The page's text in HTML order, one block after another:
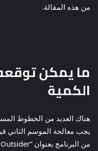
من هذه المقالة.
ما يمكن
الكمية
هناك العديد من الخطوط
يجب معالجة الموسم الثاني